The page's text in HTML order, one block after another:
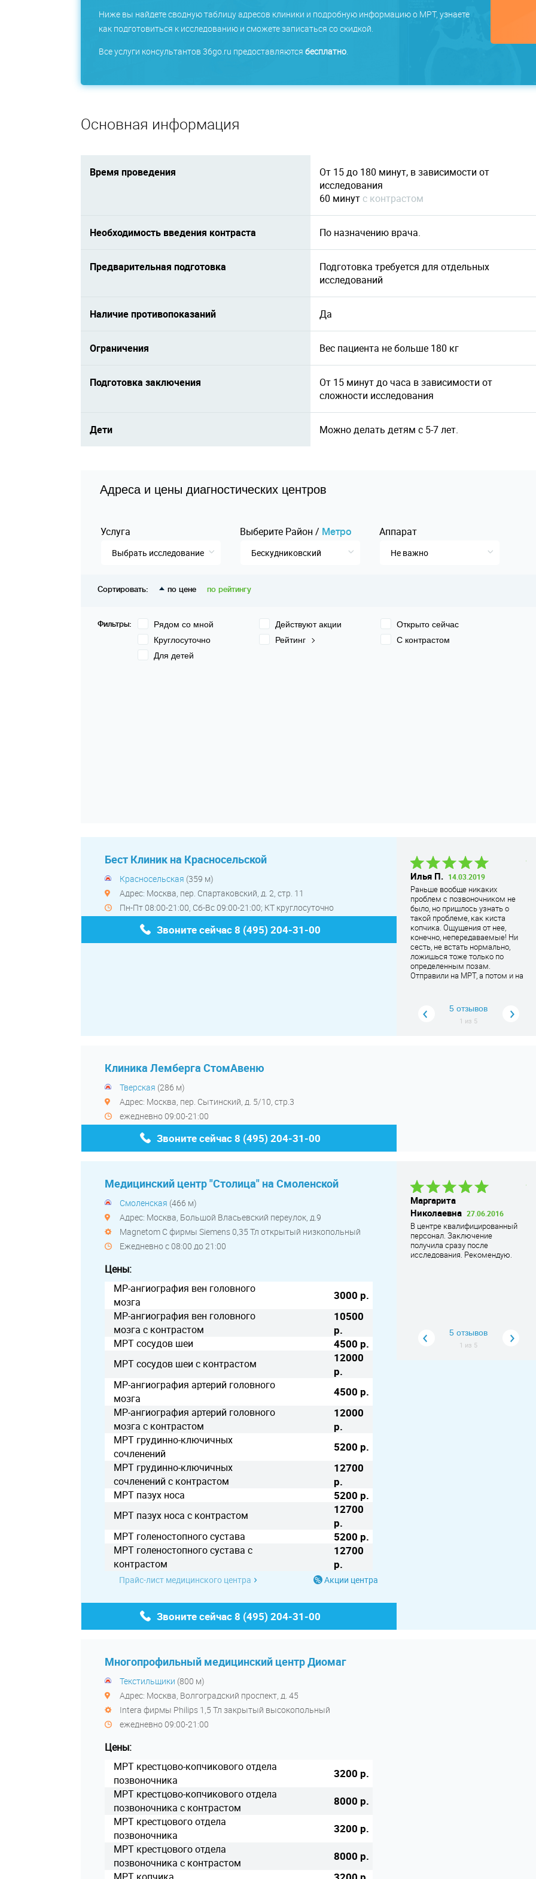
Ниже вы найдете сводную таблицу адресов клиники и подробную информацию о МРТ, узнаете
как подготовиться к исследованию и сможете записаться со скидкой.
Все услуги консультантов 36go.ru предоставляются бесплатно.
Основная информация
Время проведения
От 15 до 180 минут, в зависимости от
исследования
60 минут c контрастом
Необходимость введения контраста По назначению врача.
Предварительная подготовка
Подготовка требуется для отдельных
исследований
Наличие противопоказаний Да
Ограничения Вес пациента не больше 180 кг
Подготовка заключения
От 15 минут до часа в зависимости от
сложности исследования
Дети Можно делать детям с 5-7 лет.
Адреса и цены диагностических центров
Услуга
Выбрать исследование
Выберите Pайон / Mетро
Бескудниковский
Аппарат
Не важно
Сортировать: по цене по рейтингу
Фильтры: Рядом со мной Действуют акции
Открыто сейчас
Круглосуточно
Рейтинг
С контрастом
Для детей
Бест Клиник на Красносельской
Красносельская (359 м)
Адрес: Москва, пер. Спартаковский, д. 2, стр. 11
Пн-Пт 08:00-21:00, Сб-Вс 09:00-21:00; КТ круглосуточно
Звоните сейчас8 (495) 204-31-00
раза три уже точно была. В
последний раз приезжала к
узисту на обслед... Читать
Илья П. 14.03.2019
Раньше вообще никаких
проблем с позвоночником не
было, но пришлось узнать о
такой проблеме, как киста
копчика. Ощущения от нее,
конечно, непередаваемые! Ни
сесть, не встать нормально,
ложишься тоже только по
определенным позам.
Отправили на МРТ, а потом и на
а проявиться вообще в любое
время. И обследование, и
лечение проходил в Бест
5 отзывов
1 из 5
Клиника Лемберга СтомАвеню
Тверская (286 м)
Адрес: Москва, пер. Сытинский, д. 5/10, стр.3
ежедневно 09:00-21:00
Звоните сейчас8 (495) 204-31-00
Медицинский центр "Столица" на Смоленской
Смоленская (466 м)
Адрес: Москва, Большой Власьевский переулок, д.9
Magnetom C фирмы Siemens 0,35 Тл открытый низкопольный
Ежедневно с 08:00 до 21:00
Цены:
МР-ангиография вен головного
мозга
3000 р.
МР-ангиография вен головного
мозга с контрастом
10500
р.
МРТ сосудов шеи 4500 р.
МРТ сосудов шеи с контрастом
12000
р.
МР-ангиография артерий головного
мозга
4500 р.
МР-ангиография артерий головного
мозга с контрастом
12000
р.
МРТ грудинно-ключичных
сочленений
5200 р.
МРТ грудинно-ключичных
сочленений с контрастом
12700
р.
МРТ пазух носа 5200 р.
МРТ пазух носа с контрастом
12700
р.
МРТ голеностопного сустава 5200 р.
МРТ голеностопного сустава с
контрастом
12700
р.
Прайс-лист медицинского центра Акции центра
Звоните сейчас8 (495) 204-31-00
У меня клаустрофобия, и с
первого раза пройти МРТ у
Маргарита
Николаевна 27.06.2016
В центре квалифицированный
персонал. Заключение
получила сразу после
исследования. Рекомендую.
5 отзывов
1 из 5
Многопрофильный медицинский центр Диомаг
Текстильщики (800 м)
Адрес: Москва, Волгоградский проспект, д. 45
Intera фирмы Philips 1,5 Тл закрытый высокопольный
ежедневно 09:00-21:00
Цены:
МРТ крестцово-копчикового отдела
позвоночника
3200 р.
МРТ крестцово-копчикового отдела
позвоночника с контрастом
8000 р.
МРТ крестцового отдела
позвоночника
3200 р.
МРТ крестцового отдела
позвоночника с контрастом
8000 р.